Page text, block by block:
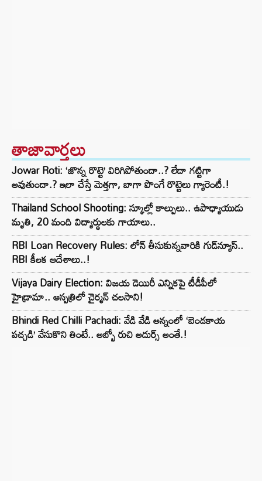
తాజావార్తలు
Jowar Roti: ‘జొన్న రొట్టె’ విరిగిపోతుందా..? లేదా గట్టిగా
అవుతుందా.? ఇలా చేస్తే మెత్తగా, బాగా పొంగే రొట్టెలు గ్యారెంటీ.!
Thailand School Shooting: స్కూల్లో కాల్పులు.. ఉపాధ్యాయుడు
మృతి, 20 మంది విద్యార్థులకు గాయాలు..
RBI Loan Recovery Rules: లోన్ తీసుకున్నవారికి గుడ్‌న్యూస్..
RBI కీలక ఆదేశాలు..!
Vijaya Dairy Election: విజయ డెయిరీ ఎన్నికపై టీడీపీలో
హైడ్రామా.. ఆస్పత్రిలో చైర్మన్ చలసాని!
Bhindi Red Chilli Pachadi: వేడి వేడి అన్నంలో ‘బెండకాయ
పచ్చడి’ వేసుకొని తింటే.. అబ్బో రుచి అదుర్స్ అంతే.!